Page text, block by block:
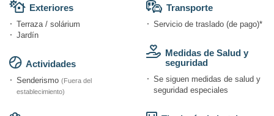
Exteriores
Terraza / solárium
Jardín
Actividades
Senderismo (Fuera del
establecimiento)
Transporte
Servicio de traslado (de pago)*
Medidas de Salud y
seguridad
Se siguen medidas de salud y
seguridad especiales